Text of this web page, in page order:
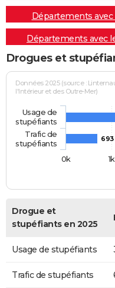
Départements avec
Départements avec
Drogues et
Données 2025 (source :
l'Intérieur et des Outre-Mer)
693
Usage de
stupéfiants
Trafic de
stupéfiants
0k
1k
Drogue et
stupéfiants en 2025
Usage de stupéfiants
Trafic de stupéfiants